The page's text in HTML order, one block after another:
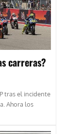
carreras?
tras el incidente
Ahora los